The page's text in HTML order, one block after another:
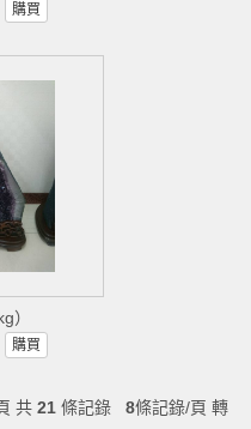
購買
）
購買
共 21 條記錄 8條記錄/頁 轉